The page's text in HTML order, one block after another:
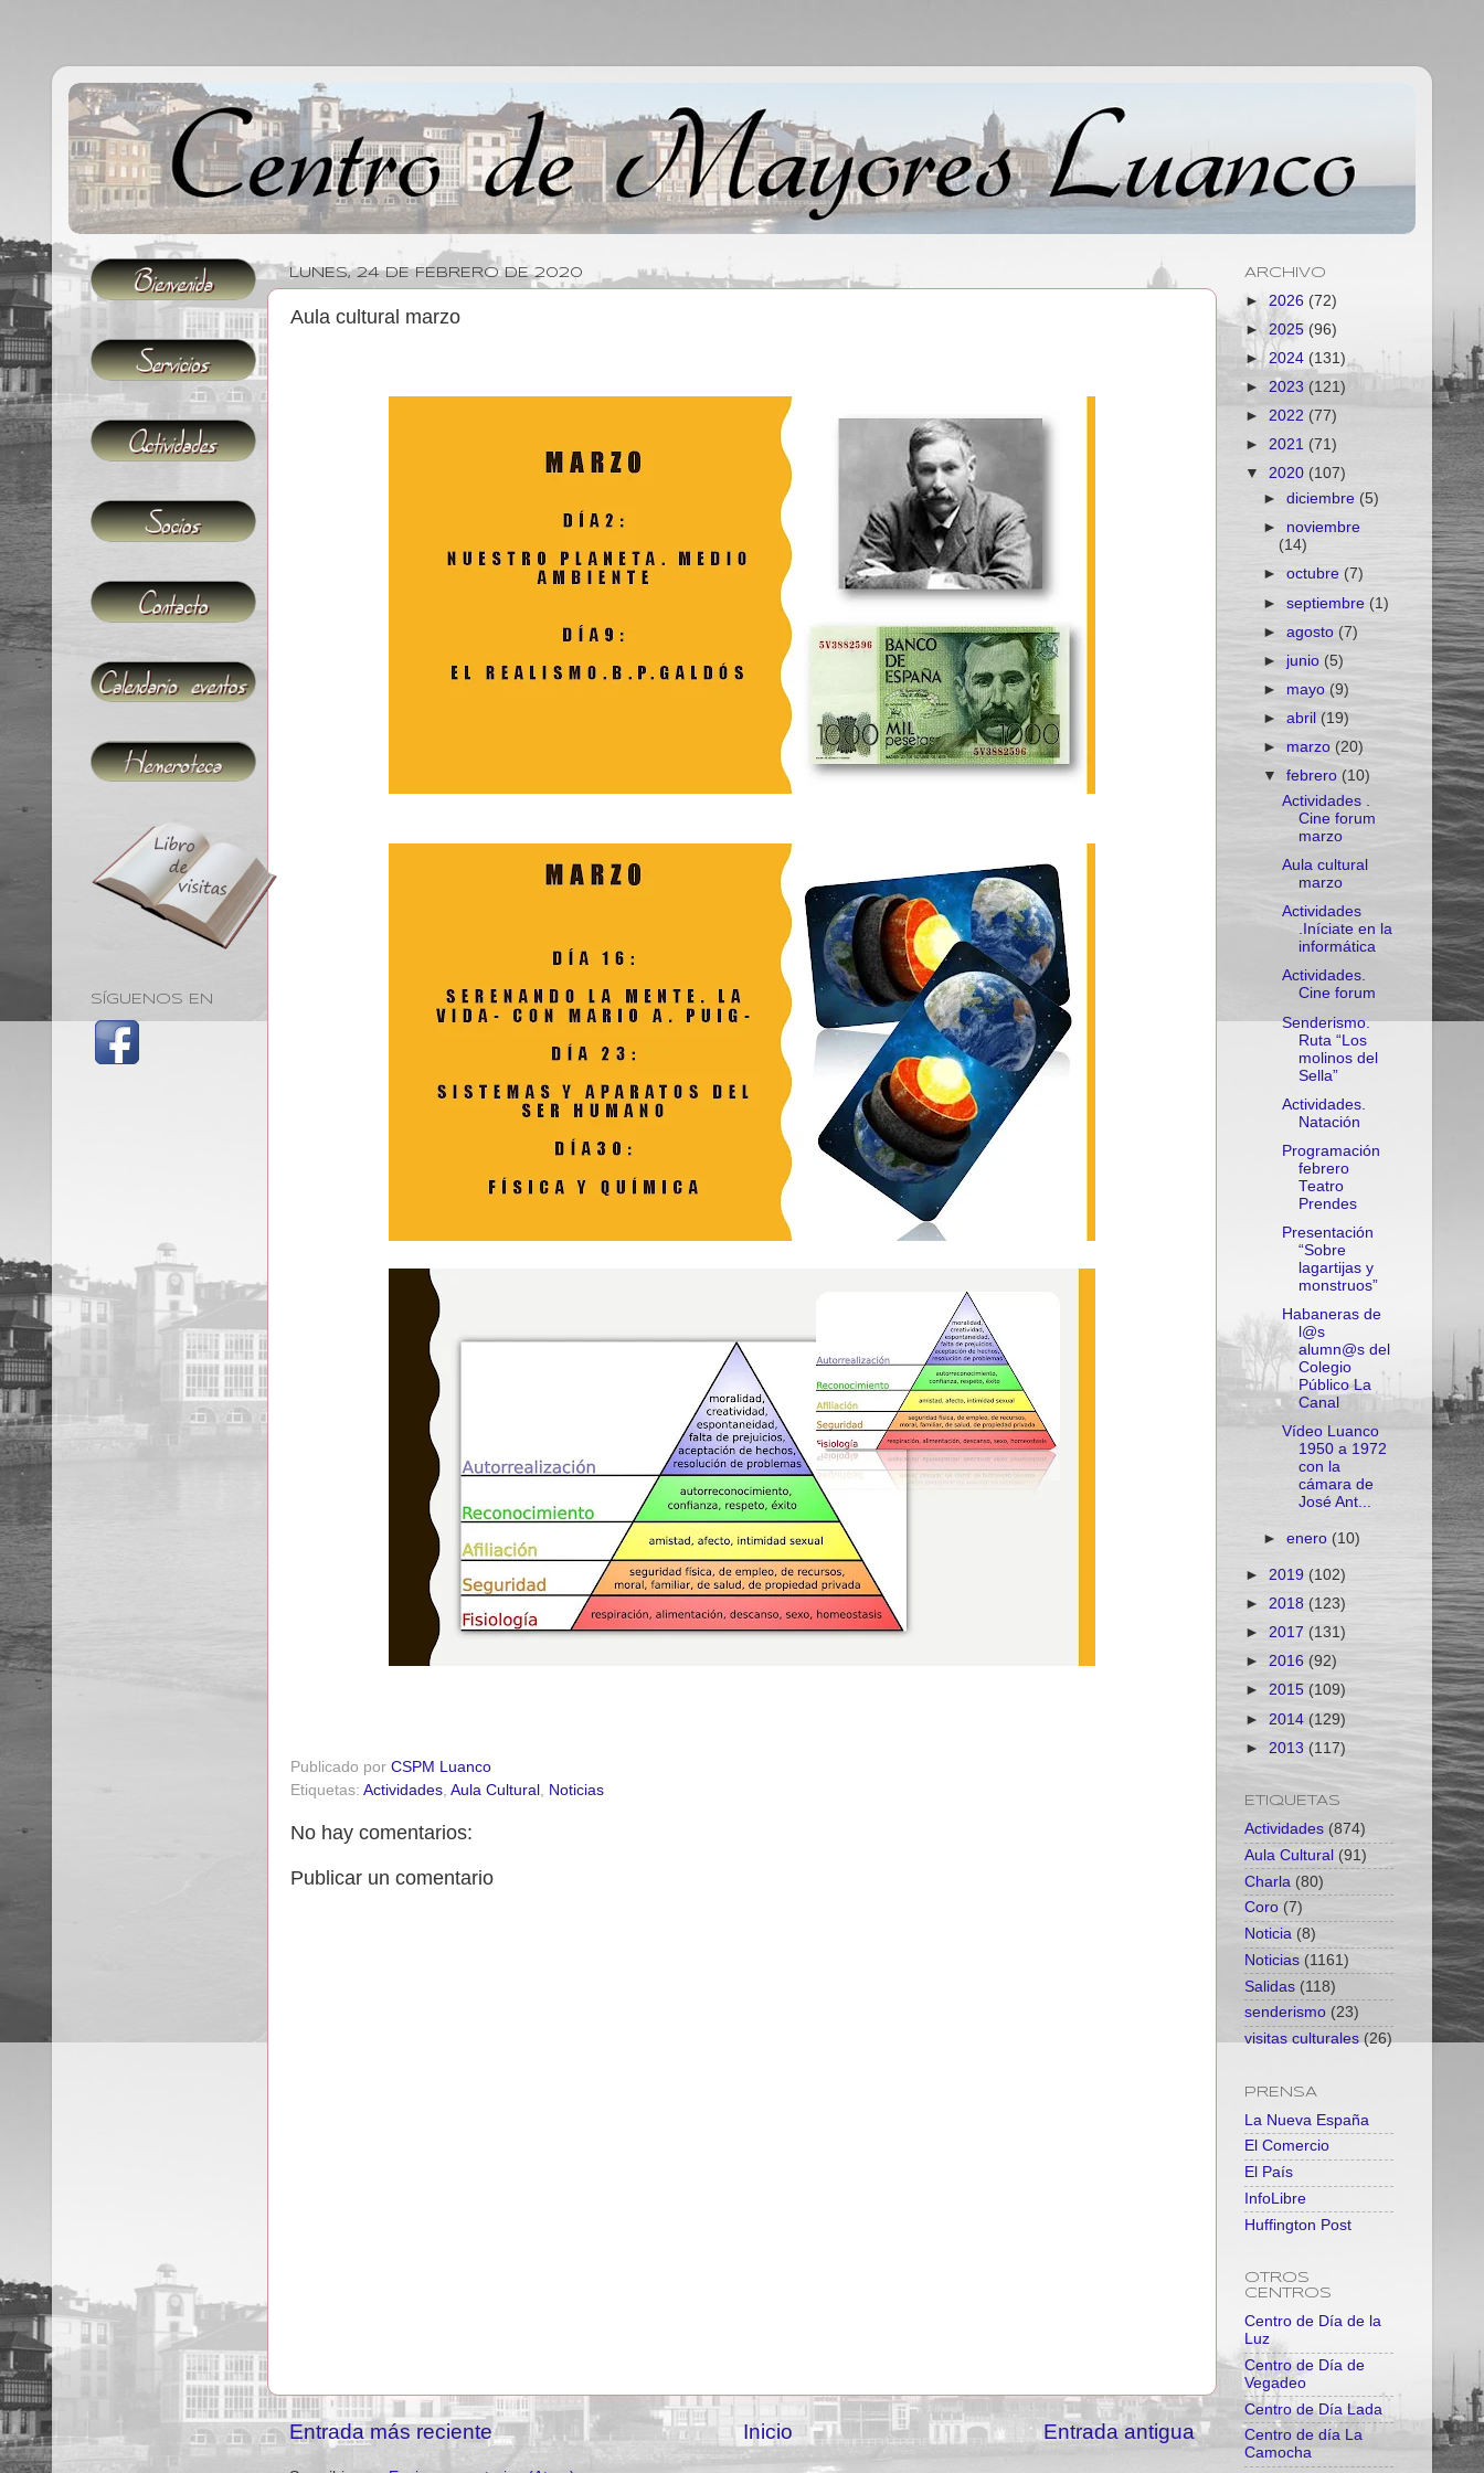
LUNES, 24 DE FEBRERO DE 2020
Aula cultural marzo
Publicado por CSPM Luanco
Etiquetas: Actividades Aula Cultural Noticias
No hay comentarios:
Publicar un comentario
Entrada más reciente Entrada antigua
Inicio
SÍGUENOS EN
ARCHIVO
► 2026 (72)
► 2025 (96)
► 2024 (131)
► 2023 (121)
► 2022 (77)
► 2021 (71)
▼ 2020 (107)
►diciembre (5)
► noviembre
(14)
►octubre (7)
►septiembre(1)
►agosto(7)
►junio (5)
► mayo (9)
►abril (19)
► marzo(20)
▼febrero (10)
Actividades .
Cine forum
marzo
Aula cultural
marzo
Actividades
.Iníciate en la
informática
Actividades.
Cine forum
Senderismo.
Ruta “Los
molinos del
Sella”
Actividades.
Natación
Programación
febrero
Teatro
Prendes
Presentación
“Sobre
lagartijas y
monstruos”
Habaneras de
l@s
alumn@s del
Colegio
Público La
Canal
Vídeo Luanco
1950 a 1972
con la
cámara de
José Ant...
►enero (10)
► 2019 (102)
► 2018 (123)
► 2017 (131)
► 2016 (92)
► 2015 (109)
► 2014 (129)
► 2013 (117)
ETIQUETAS
Actividades (874)
Aula Cultural (91)
Charla (80)
Coro (7)
Noticia (8)
Noticias (1161)
Salidas (118)
senderismo (23)
visitas culturales (26)
PRENSA
La Nueva España
El Comercio
El País
InfoLibre
Huffington Post
OTROS
CENTROS
Centro de Día de la
Luz
Centro de Día de
Vegadeo
Centro de Día Lada
Centro de día La
Camocha